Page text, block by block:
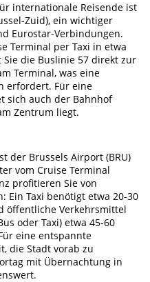
internationale Reisende ist
Zuid), ein wichtiger
Eurostar-Verbindungen.
Terminal per Taxi in etwa
die Buslinie 57 direkt zur
Terminal, was eine
erfordert. Für eine
sich auch der Bahnhof
Zentrum liegt.
der Brussels Airport (BRU)
vom Cruise Terminal
profitieren Sie von
Ein Taxi benötigt etwa 20-30
öffentliche Verkehrsmittel
oder Taxi) etwa 45-60
eine entspannte
die Stadt vorab zu
mit Übernachtung in